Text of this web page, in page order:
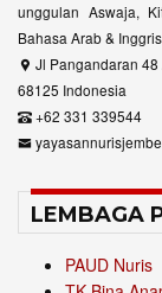
unggulan Aswaja,
Bahasa Arab & Inggris
Jl Pangandaran
68125 Indonesia
+62 331 339544
LEMBAGA
PAUD Nuris